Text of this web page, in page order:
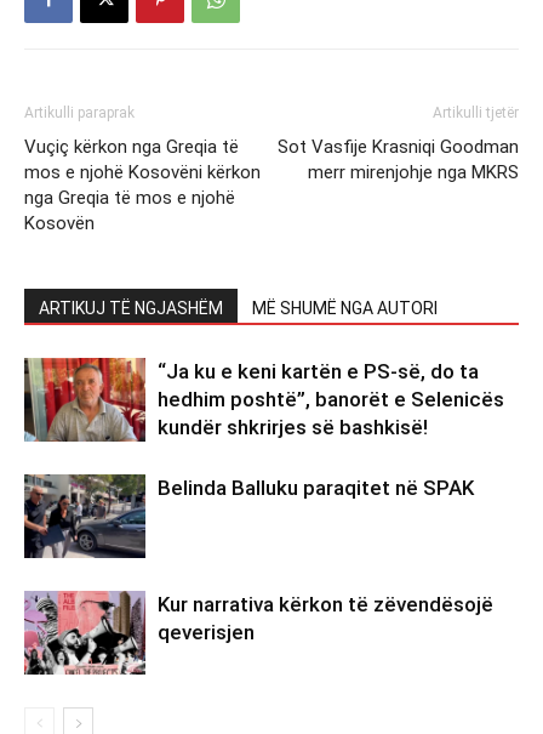
Artikulli paraprak
Vuçiç kërkon nga Greqia të
mos e njohë Kosovëni kërkon
nga Greqia të mos e njohë
Kosovën
Artikulli tjetër
Sot Vasfije Krasniqi Goodman
merr mirenjohje nga MKRS
ARTIKUJ TË NGJASHËM MË SHUMË NGA AUTORI
“Ja ku e keni kartën e PS-së, do ta
hedhim poshtë”, banorët e Selenicës
kundër shkrirjes së bashkisë!
Belinda Balluku paraqitet në SPAK
Kur narrativa kërkon të zëvendësojë
qeverisjen